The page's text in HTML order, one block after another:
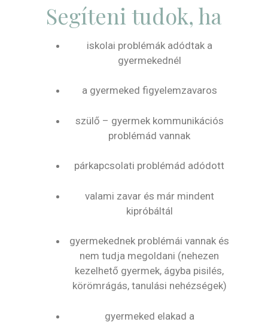
Segíteni tudok, ha
iskolai problémák adódtak a
gyermekednél
a gyermeked figyelemzavaros
szülő – gyermek kommunikációs
problémád vannak
párkapcsolati problémád adódott
valami zavar és már mindent
kipróbáltál
gyermekednek problémái vannak és
nem tudja megoldani (nehezen
kezelhető gyermek, ágyba pisilés,
körömrágás, tanulási nehézségek)
gyermeked elakad a